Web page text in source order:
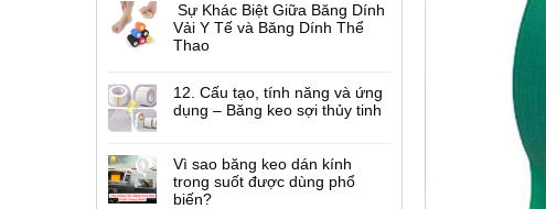
Sự Khác Biệt Giữa Băng Dính
Vải Y Tế và Băng Dính Thể
Thao
12. Cấu tạo, tính năng và ứng
dụng – Băng keo sợi thủy tinh
Vì sao băng keo dán kính
trong suốt được dùng phổ
biến?